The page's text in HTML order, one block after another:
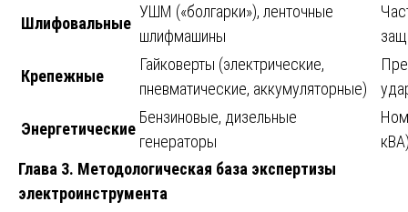
Шлифовальные
УШМ («болгарки»), ленточные
шлифмашины
Крепежные
Гайковерты (электрические,
пневматические, аккумуляторные)
Энергетические
Бензиновые, дизельные
генераторы
Глава 3. Методологическая база экспертизы
электроинструмента